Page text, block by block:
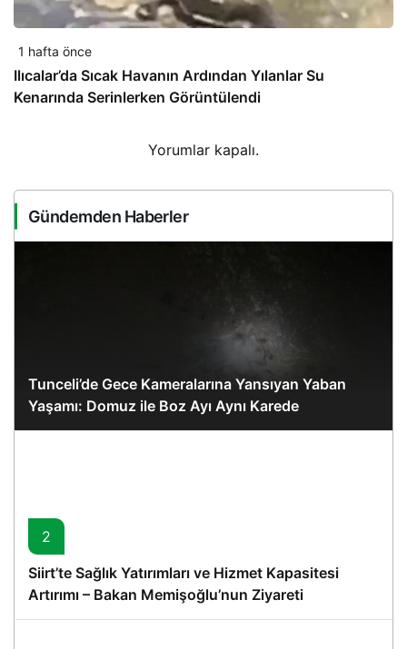
1 hafta önce
Ilıcalar’da Sıcak Havanın Ardından Yılanlar Su
Kenarında Serinlerken Görüntülendi
Yorumlar kapalı.
Gündemden Haberler
Tunceli’de Gece Kameralarına Yansıyan Yaban
Yaşamı: Domuz ile Boz Ayı Aynı Karede
2
Siirt’te Sağlık Yatırımları ve Hizmet Kapasitesi
Artırımı – Bakan Memişoğlu’nun Ziyareti